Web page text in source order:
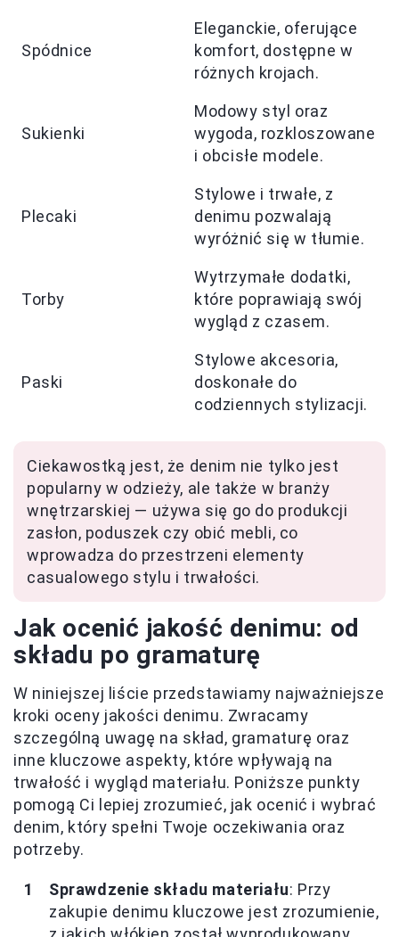
Spódnice
Eleganckie, oferujące
komfort, dostępne w
różnych krojach.
Sukienki
Modowy styl oraz
wygoda, rozkloszowane
i obcisłe modele.
Plecaki
Stylowe i trwałe, z
denimu pozwalają
wyróżnić się w tłumie.
Torby
Wytrzymałe dodatki,
które poprawiają swój
wygląd z czasem.
Paski
Stylowe akcesoria,
doskonałe do
codziennych stylizacji.
Ciekawostką jest, że denim nie tylko jest
popularny w odzieży, ale także w branży
wnętrzarskiej — używa się go do produkcji
zasłon, poduszek czy obić mebli, co
wprowadza do przestrzeni elementy
casualowego stylu i trwałości.
Jak ocenić jakość denimu: od
składu po gramaturę
W niniejszej liście przedstawiamy najważniejsze
kroki oceny jakości denimu. Zwracamy
szczególną uwagę na skład, gramaturę oraz
inne kluczowe aspekty, które wpływają na
trwałość i wygląd materiału. Poniższe punkty
pomogą Ci lepiej zrozumieć, jak ocenić i wybrać
denim, który spełni Twoje oczekiwania oraz
potrzeby.
Sprawdzenie składu materiału: Przy
zakupie denimu kluczowe jest zrozumienie,